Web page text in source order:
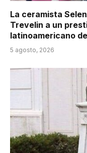
La ceramista
Trevelin a un
latinoamericano
5 agosto, 2026